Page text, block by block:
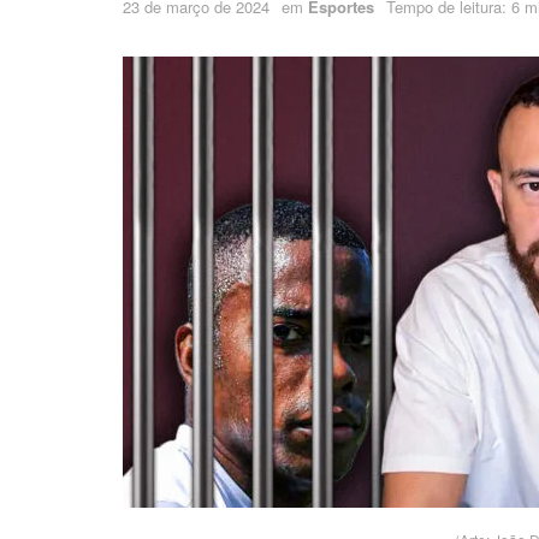
23 de março de 2024 em Esportes Tempo de leitura: 6